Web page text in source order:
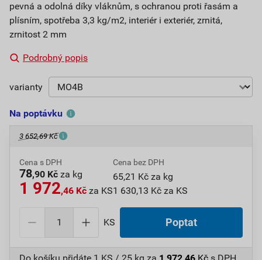
pevná a odolná díky vláknům, s ochranou proti řasám a
plísním, spotřeba 3,3 kg/m2, interiér i exteriér, zrnitá,
zrnitost 2 mm
Podrobný popis
varianty
Na poptávku
3 652,69 Kč
Cena s DPH
78,90 Kč za kg
1 972,46 Kč za KS
Cena bez DPH
65,21 Kč za kg
1 630,13 Kč za KS
KS Poptat